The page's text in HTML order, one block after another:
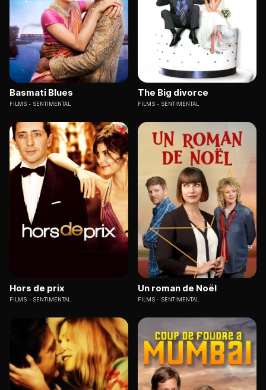
Basmati Blues
FILMS SENTIMENTAL
The Big divorce
FILMS SENTIMENTAL
Hors de prix
FILMS SENTIMENTAL
Un roman de Noël
FILMS SENTIMENTAL